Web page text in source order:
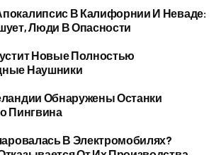
В Калифорнии И Неваде:
Люди В Опасности
Новые Полностью
Наушники
Обнаружены Останки
Пингвина
В Электромобилях?